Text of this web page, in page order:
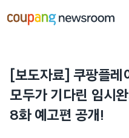
건너뛰기
[보도자료] 쿠팡플레
모두가 기다린 임시
8화 예고편 공개!